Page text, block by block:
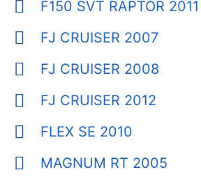
F150 SVT RAPTOR 2011
FJ CRUISER 2007
FJ CRUISER 2008
FJ CRUISER 2012
FLEX SE 2010
MAGNUM RT 2005